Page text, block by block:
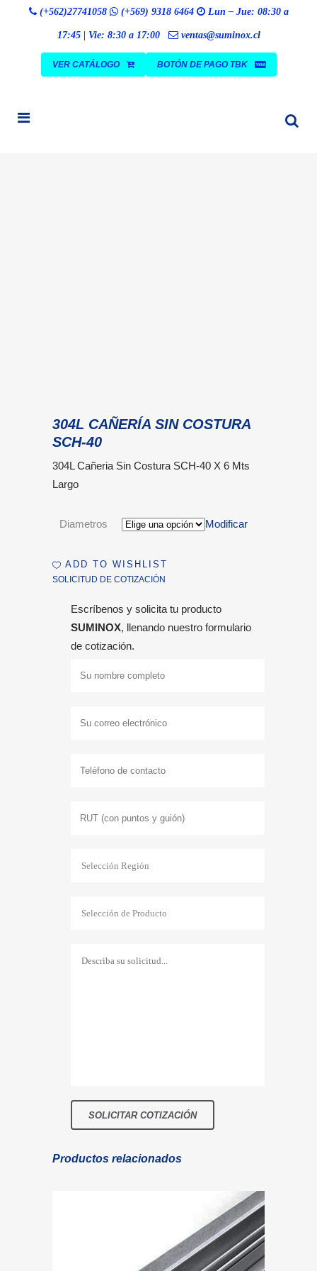
(+562)27741058 (+569) 9318 6464 Lun – Jue: 08:30 a
17:45 | Vie: 8:30 a 17:00 ventas@suminox.cl
VER CATÁLOGO BOTÓN DE PAGO TBK
304L CAÑERÍA SIN COSTURA
SCH-40
304L Cañeria Sin Costura SCH-40 X 6 Mts
Largo
Diametros Modificar
ADD TO WISHLIST
SOLICITUD DE COTIZACIÓN
Escríbenos y solicita tu producto
SUMINOX, llenando nuestro formulario
de cotización.
Productos relacionados
de
BUSCAR